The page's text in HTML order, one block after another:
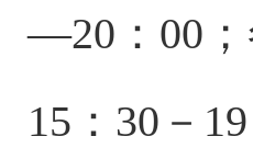
—20：00；
15：30－